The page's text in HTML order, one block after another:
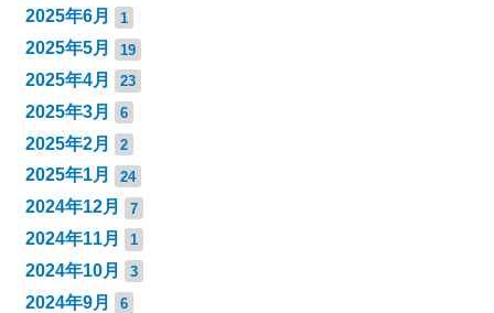
2025年6月 1
2025年5月 19
2025年4月 23
2025年3月 6
2025年2月 2
2025年1月 24
2024年12月 7
2024年11月 1
2024年10月 3
2024年9月 6